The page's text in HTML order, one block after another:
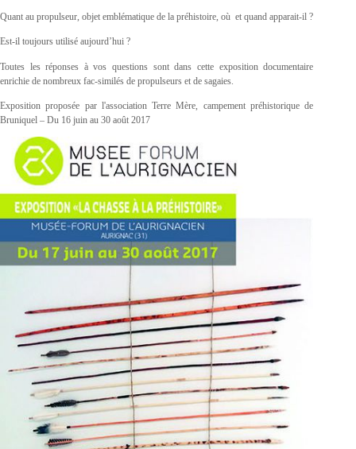
Quant au propulseur, objet emblématique de la préhistoire, où et quand apparait-il ?
Est-il toujours utilisé aujourd’hui ?
Toutes les réponses à vos questions sont dans cette exposition documentaire
enrichie de nombreux fac-similés de propulseurs et de sagaies.
Exposition proposée par l'association Terre Mère, campement préhistorique de
Bruniquel – Du 16 juin au 30 août 2017